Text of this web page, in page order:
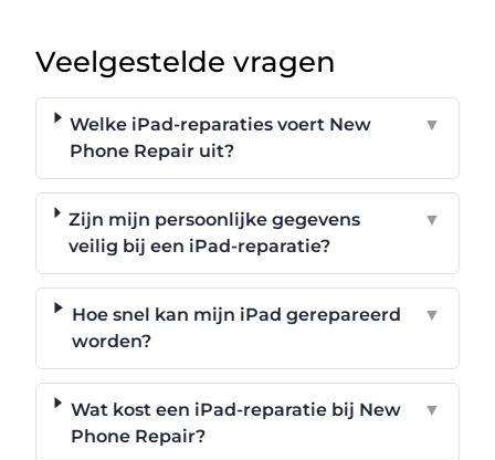
Veelgestelde vragen
Welke iPad-reparaties voert New
Phone Repair uit?
▼
Zijn mijn persoonlijke gegevens
veilig bij een iPad-reparatie?
▼
Hoe snel kan mijn iPad gerepareerd
worden?
▼
Wat kost een iPad-reparatie bij New
Phone Repair?
▼